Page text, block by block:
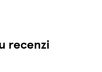
recenzi